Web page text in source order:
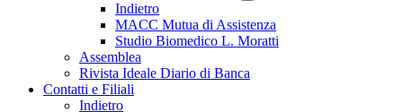
Indietro
MACC Mutua di Assistenza
Studio Biomedico L. Moratti
Assemblea
Rivista Ideale Diario di Banca
Contatti e Filiali
Indietro